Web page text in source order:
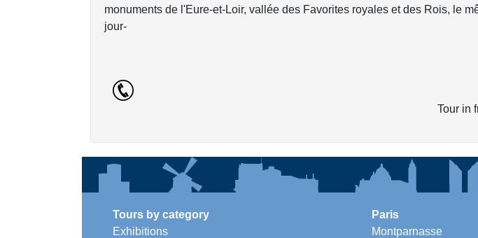
monuments de l'Eure-et-Loir, vallée des Favorites royales et des Rois, le
jour-
Tour in
Tours by category
Exhibitions
Paris
Montparnasse